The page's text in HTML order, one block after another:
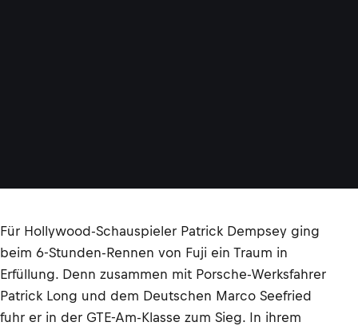
Für Hollywood-Schauspieler Patrick Dempsey ging
beim 6-Stunden-Rennen von Fuji ein Traum in
Erfüllung. Denn zusammen mit Porsche-Werksfahrer
Patrick Long und dem Deutschen Marco Seefried
fuhr er in der GTE-Am-Klasse zum Sieg. In ihrem